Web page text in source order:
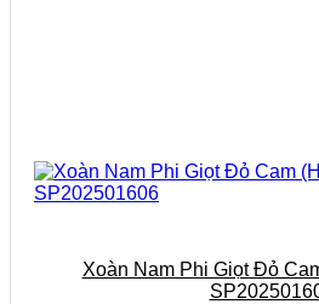
Xoàn Nam Phi Giọt Đỏ